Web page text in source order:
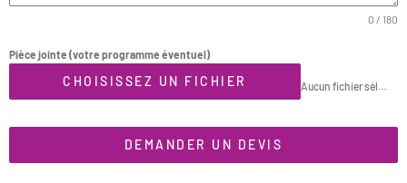
0 / 180
Pièce jointe (votre programme éventuel)
CHOISISSEZ UN FICHIER
DEMANDER UN DEVIS